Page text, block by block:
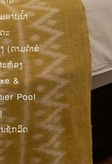
ອາບນ້ຳ
ະ
(ຕາມຄຳຂໍ
ະຫ້ອງ
&
Pool
ຊັກລີດ